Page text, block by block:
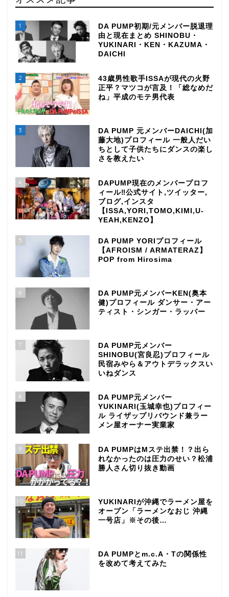
1
DA PUMP初期/元メンバー脱退理
由と現在まとめ SHINOBU・
YUKINARI・KEN・KAZUMA・
DAICHI
2
43歳男性歌手ISSAが現代の火野
正平？マツコが言及！「総なめだ
ね」平成のモテ男代表
3
DA PUMP 元メンバーDAICHI(加
藤大地)プロフィール 一般人だい
ちとして子供たちにダンスの楽し
さを教えたい
4
DAPUMP現在のメンバープロフ
ィール‼公式サイト,ツイッター,
ブログ,インスタ
【ISSA,YORI,TOMO,KIMI,U-
YEAH,KENZO】
5
DA PUMP YORIプロフィール
【AFROISM / ARMATERAZ】
POP from Hirosima
6
DA PUMP元メンバーKEN(奥本
健)プロフィール ダンサー・アー
ティスト・シンガー・ラッパー
7
DA PUMP元メンバー
SHINOBU(宮良忍)プロフィール
民宿みやら＆アウトデラックスい
いねダンス
8
DA PUMP元メンバー
YUKINARI(玉城幸也)プロフィー
ル ライザップリバウンド兼ラー
メン屋オーナー実業家
9
DA PUMPはMステ出禁！？出ら
れなかったのは圧力のせい？松浦
勝人さん切り抜き動画
10
YUKINARIが沖縄でラーメン屋を
オープン「ラーメンなおじ 沖縄
一号店」※その後…
11
DA PUMPとm.c.A・Tの関係性
を改めて考えてみた